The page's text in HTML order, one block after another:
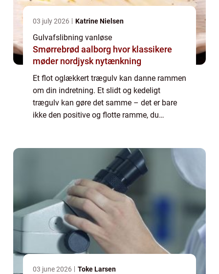
03 july 2026 Katrine Nielsen
Gulvafslibning vanløse
Smørrebrød aalborg hvor klassikere
møder nordjysk nytænkning
Et flot oglækkert trægulv kan danne rammen
om din indretning. Et slidt og kedeligt
trægulv kan gøre det samme – det er bare
ikke den positive og flotte ramme, du
03 june 2026 Toke Larsen